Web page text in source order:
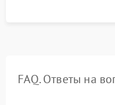
FAQ. Ответы на